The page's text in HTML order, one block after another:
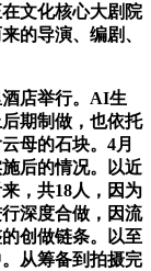
文化核心大剧院
的导演、编剧、
店举行。AI生
期制做，也依托
母的石块。4月
后的情况。以近
，共18人，因为
深度合做，因流
创做链条。以至
从筹备到拍摄完